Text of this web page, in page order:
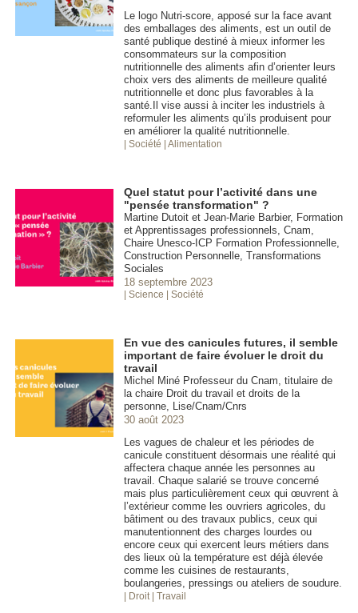
Le logo Nutri-score, apposé sur la face avant
des emballages des aliments, est un outil de
santé publique destiné à mieux informer les
consommateurs sur la composition
nutritionnelle des aliments afin d’orienter leurs
choix vers des aliments de meilleure qualité
nutritionnelle et donc plus favorables à la
santé.Il vise aussi à inciter les industriels à
reformuler les aliments qu’ils produisent pour
en améliorer la qualité nutritionnelle.
| Société | Alimentation
Quel statut pour l’activité dans une
"pensée transformation" ?
Martine Dutoit et Jean-Marie Barbier, Formation
et Apprentissages professionnels, Cnam,
Chaire Unesco-ICP Formation Professionnelle,
Construction Personnelle, Transformations
Sociales
18 septembre 2023
| Science | Société
En vue des canicules futures, il semble
important de faire évoluer le droit du
travail
Michel Miné Professeur du Cnam, titulaire de
la chaire Droit du travail et droits de la
personne, Lise/Cnam/Cnrs
30 août 2023
Les vagues de chaleur et les périodes de
canicule constituent désormais une réalité qui
affectera chaque année les personnes au
travail. Chaque salarié se trouve concerné
mais plus particulièrement ceux qui œuvrent à
l’extérieur comme les ouvriers agricoles, du
bâtiment ou des travaux publics, ceux qui
manutentionnent des charges lourdes ou
encore ceux qui exercent leurs métiers dans
des lieux où la température est déjà élevée
comme les cuisines de restaurants,
boulangeries, pressings ou ateliers de soudure.
| Droit | Travail